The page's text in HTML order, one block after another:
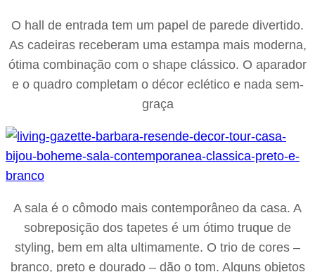
O hall de entrada tem um papel de parede divertido.
As cadeiras receberam uma estampa mais moderna,
ótima combinação com o shape clássico. O aparador
e o quadro completam o décor eclético e nada sem-
graça
A sala é o cômodo mais contemporâneo da casa. A
sobreposição dos tapetes é um ótimo truque de
styling, bem em alta ultimamente. O trio de cores –
branco, preto e dourado – dão o tom. Alguns objetos